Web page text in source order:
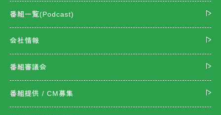
番組一覧(Podcast)
会社情報
番組審議会
番組提供 / CM募集